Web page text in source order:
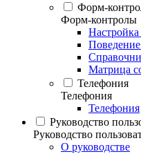
Форм-
Форм-контролы
Настройка
Матрица
Телефония
Телефония
Телефония
Руководство
Руководство
О руководстве